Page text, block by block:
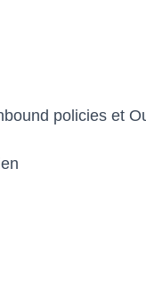
policies et